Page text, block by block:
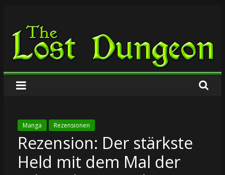
springen
The
Lost
Dungeon
Manga Rezensionen
Rezension: Der stärkste
Held mit dem Mal der